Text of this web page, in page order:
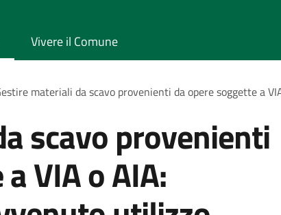
Vivere il Comune
materiali da scavo provenienti da opere soggette a
scavo provenienti
VIA o AIA: